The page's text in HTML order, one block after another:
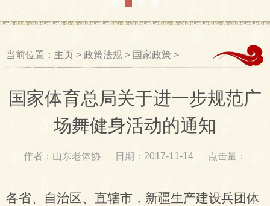
当前位置： 主页 > 政策法规 > 国家政策 >
国家体育总局关于进一步规范广
场舞健身活动的通知
作者： 山东老体协 日期： 2017-11-14 点击量：
各省、自治区、直辖市，新疆生产建设兵团体